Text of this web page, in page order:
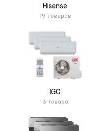
Hisense
19 товаров
IGC
3 товара